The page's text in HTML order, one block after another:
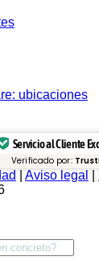
ubicaciones
Servicio al Cliente
Verificado por:
Aviso legal